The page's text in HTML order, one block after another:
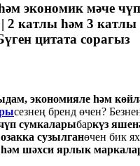
экономик мәче
2 катлы һәм 3 катлы
цитата сорагыз
экономияле һәм
сезнең бренд өчен?
сумкаларыбаркүз
сузылганөчен бик
һәм шәхси ярлык